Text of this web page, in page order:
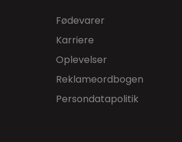
Fødevarer
Karriere
Oplevelser
Reklameordbogen
Persondatapolitik